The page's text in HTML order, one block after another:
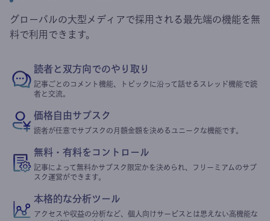
グローバルの大型メディアで採用される最先端の機能を無
料で利用できます。
読者と双方向でのやり取り
記事ごとのコメント機能、トピックに沿って話せるスレッド機能で読
者と交流。
価格自由サブスク
読者が任意でサブスクの月額金額を決めるユニークな機能です。
無料・有料をコントロール
記事によって無料かサブスク限定かを決められ、フリーミアムのサブ
スク運営ができます。
本格的な分析ツール
アクセスや収益の分析など、個人向けサービスとは思えない高機能な